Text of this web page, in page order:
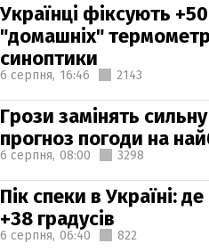
Українці фіксують
"домашніх"
синоптики
6 серпня, 16:46 2143
Грози замінять
прогноз погоди на
6 серпня, 08:00 3298
Пік спеки в Україні:
+38 градусів
6 серпня, 06:40 822